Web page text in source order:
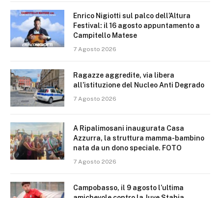
Enrico Nigiotti sul palco dell’Altura
Festival: il 16 agosto appuntamento a
Campitello Matese
7 Agosto 2026
Ragazze aggredite, via libera
all’istituzione del Nucleo Anti Degrado
7 Agosto 2026
A Ripalimosani inaugurata Casa
Azzurra, la struttura mamma-bambino
nata da un dono speciale. FOTO
7 Agosto 2026
Campobasso, il 9 agosto l’ultima